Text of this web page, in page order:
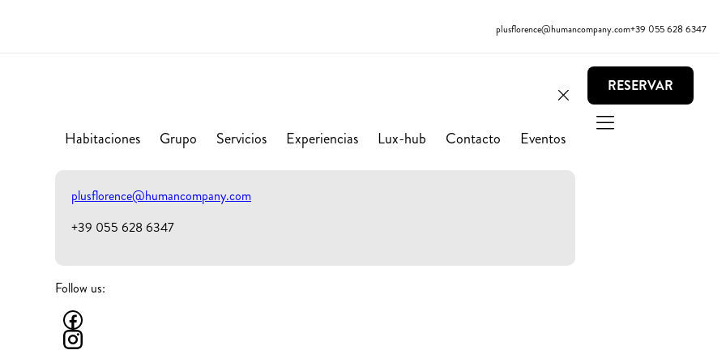
plusflorence@humancompany.com+39 055 628 6347
Habitaciones Grupo Servicios Experiencias Lux-hub Contacto Eventos
plusflorence@humancompany.com
+39 055 628 6347
Follow us:
RESERVAR